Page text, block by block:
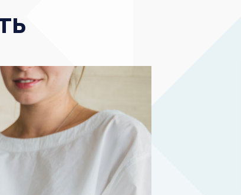
ЖК Геометрия-Куб
Зеленый квартал